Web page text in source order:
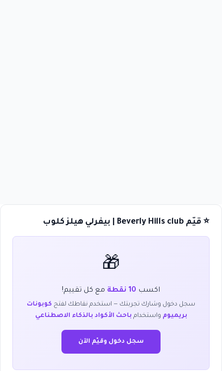
⭐ قيّم Beverly Hills club | بيفرلي هيلز كلوب
🎁
اكسب 10 نقطة مع كل تقييم!
سجل دخول وشارك تجربتك — استخدم نقاطك لفتح كوبونات
بريميوم واستخدام باحث الأكواد بالذكاء الاصطناعي
سجل دخول وقيّم الآن